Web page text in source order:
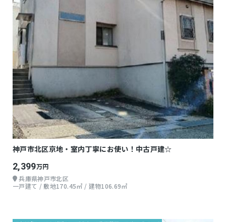
神戸市北区京地・室内丁寧にお使い！中古戸建☆
2,399万円
兵庫県神戸市北区
一戸建て / 敷地170.45㎡ / 建物106.69㎡